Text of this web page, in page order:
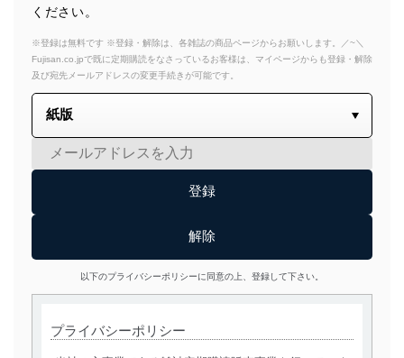
ください。
※登録は無料です ※登録・解除は、各雑誌の商品ページからお願いします。／~＼
Fujisan.co.jpで既に定期購読をなさっているお客様は、マイページからも登録・解除
及び宛先メールアドレスの変更手続きが可能です。
以下のプライバシーポリシーに同意の上、登録して下さい。
プライバシーポリシー